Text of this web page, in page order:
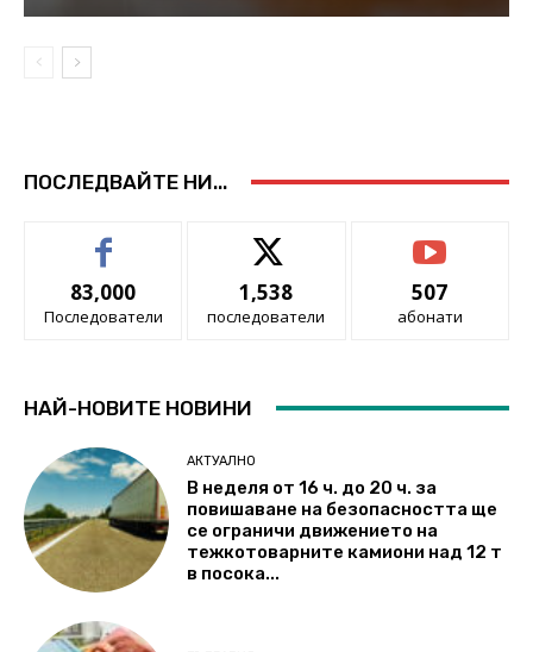
ПОСЛЕДВАЙТЕ НИ...
83,000
Последователи
1,538
последователи
507
абонати
НАЙ-НОВИТЕ НОВИНИ
АКТУАЛНО
В неделя от 16 ч. до 20 ч. за
повишаване на безопасността ще
се ограничи движението на
тежкотоварните камиони над 12 т
в посока...